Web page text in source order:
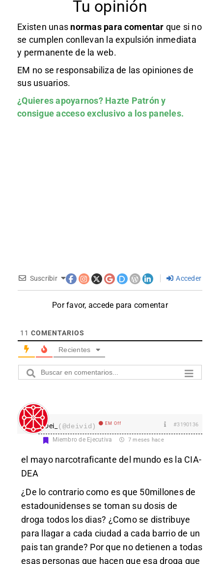
Tu opinión
Existen unas normas para comentar que si no
se cumplen conllevan la expulsión inmediata
y permanente de la web.
EM no se responsabiliza de las opiniones de
sus usuarios.
¿Quieres apoyarnos? Hazte Patróny
consigue acceso exclusivo a los paneles.
Suscribir Acceder
Por favor, accede para comentar
11 COMENTARIOS
Recientes
Dei_ (@deivid) EM Off #3190136
Miembro de Ejecutiva 7 meses hace
el mayo narcotraficante del mundo es la CIA-
DEA
¿De lo contrario como es que 50millones de
estadounidenses se toman su dosis de
droga todos los dias? ¿Como se distribuye
para llagar a cada ciudad a cada barrio de un
pais tan grande? Por que no detienen a todas
esas personas que hacen que esa droga que